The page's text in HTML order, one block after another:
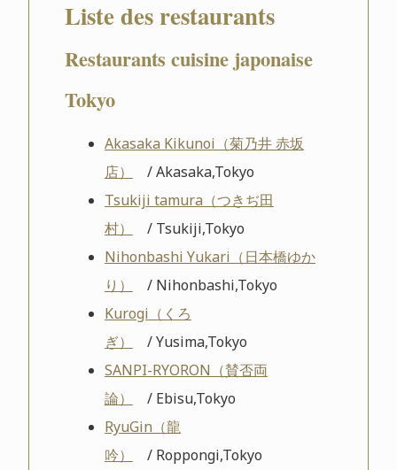
Liste des restaurants
Restaurants cuisine japonaise
Tokyo
Akasaka Kikunoi（菊乃井 赤坂
店）
/ Akasaka,Tokyo
Tsukiji tamura（つきぢ田
村）
/ Tsukiji,Tokyo
Nihonbashi Yukari（日本橋ゆか
り）
/ Nihonbashi,Tokyo
Kurogi（くろ
ぎ）
/ Yusima,Tokyo
SANPI-RYORON（賛否両
論）
/ Ebisu,Tokyo
RyuGin（龍
吟）
/ Roppongi,Tokyo